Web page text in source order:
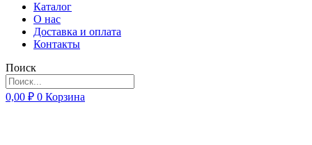
Каталог
О нас
Доставка и оплата
Контакты
Поиск
0,00 ₽ 0 Корзина